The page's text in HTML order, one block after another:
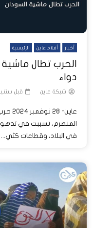
أخبار أفلام عاين الرئيسية
الحرب تطال
دواء
شبكة عاين قبل
المنصرم، تسببت في تدهور
في البلاد، وقطاعات كثي...